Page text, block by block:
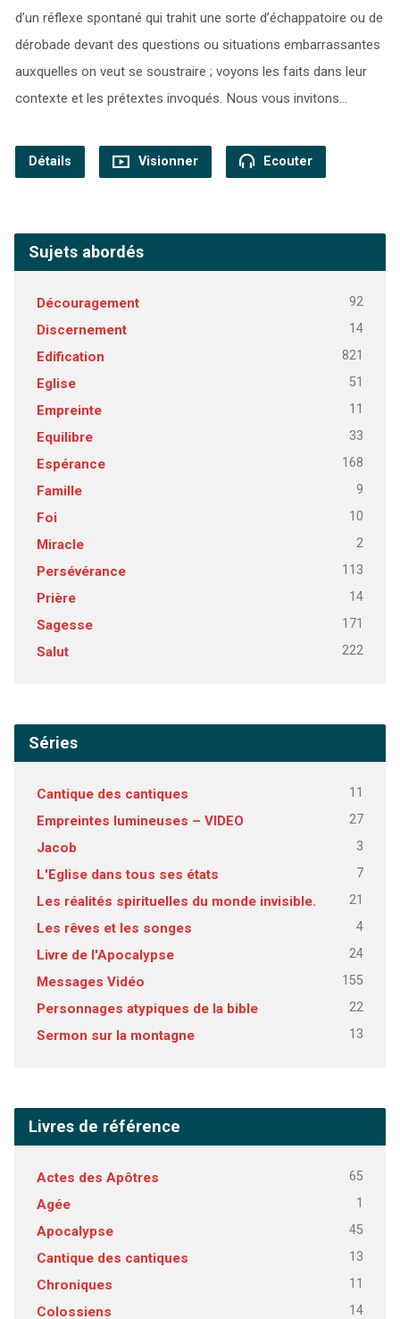
d’un réflexe spontané qui trahit une sorte d’échappatoire ou de
dérobade devant des questions ou situations embarrassantes
auxquelles on veut se soustraire ; voyons les faits dans leur
contexte et les prétextes invoqués. Nous vous invitons…
Détails Visionner Ecouter
Sujets abordés
Découragement 92
Discernement 14
Edification 821
Eglise 51
Empreinte 11
Equilibre 33
Espérance 168
Famille 9
Foi 10
Miracle 2
Persévérance 113
Prière 14
Sagesse 171
Salut 222
Séries
Cantique des cantiques 11
Empreintes lumineuses – VIDEO 27
Jacob 3
L'Eglise dans tous ses états 7
Les réalités spirituelles du monde invisible. 21
Les rêves et les songes 4
Livre de l'Apocalypse 24
Messages Vidéo 155
Personnages atypiques de la bible 22
Sermon sur la montagne 13
Livres de référence
Actes des Apôtres 65
Agée 1
Apocalypse 45
Cantique des cantiques 13
Chroniques 11
Colossiens 14